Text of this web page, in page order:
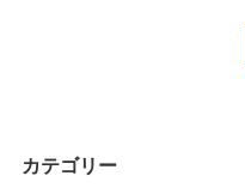
カテゴリー